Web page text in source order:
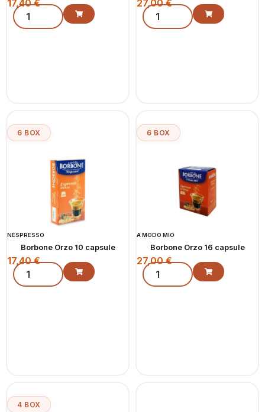
17,40€ 27,00€
6 BOX
NESPRESSO
Borbone Orzo 10 capsule
17,40€
6 BOX
A MODO MIO
Borbone Orzo 16 capsule
27,00€
4 BOX